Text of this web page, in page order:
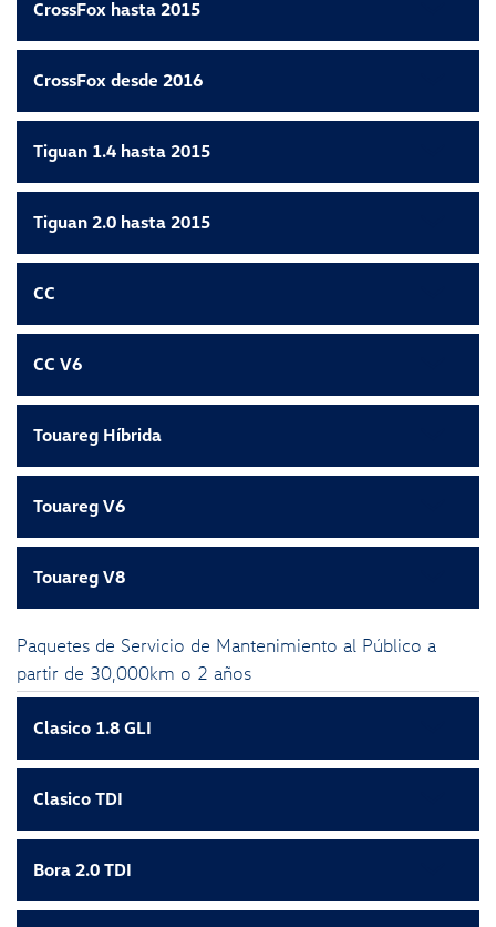
CrossFox hasta 2015
CrossFox desde 2016
Tiguan 1.4 hasta 2015
Tiguan 2.0 hasta 2015
CC
CC V6
Touareg Híbrida
Touareg V6
Touareg V8
Paquetes de Servicio de Mantenimiento al Público a
partir de 30,000km o 2 años
Clasico 1.8 GLI
Clasico TDI
Bora 2.0 TDI